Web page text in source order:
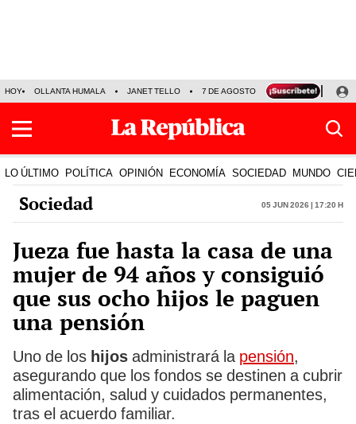
HOY OLLANTA HUMALA JANET TELLO 7 DE AGOSTO TINKA RESULTADOS
LO ÚLTIMO POLÍTICA OPINIÓN ECONOMÍA SOCIEDAD MUNDO
Sociedad 05 Jun 2026 | 17:20 h
Jueza fue hasta la casa de una
mujer de 94 años y consiguió
que sus ocho hijos le paguen
una pensión
Uno de los hijos administrará la pensión,
asegurando que los fondos se destinen a cubrir
alimentación, salud y cuidados permanentes,
tras el acuerdo familiar.